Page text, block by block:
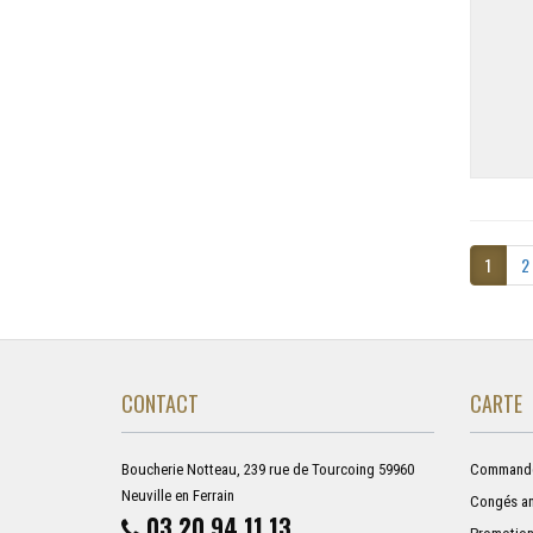
1 2
CONTACT
Boucherie Notteau, 239 rue de Tourcoing 59960
Neuville en Ferrain
CARTE
Congés